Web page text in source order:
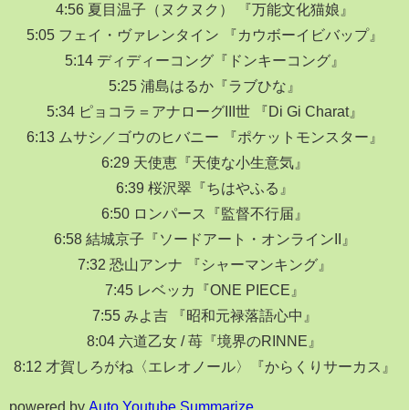
4:56 夏目温子（ヌクヌク） 『万能文化猫娘』
5:05 フェイ・ヴァレンタイン 『カウボーイビバップ』
5:14 ディディーコング『ドンキーコング』
5:25 浦島はるか『ラブひな』
5:34 ピョコラ＝アナローグIII世 『Di Gi Charat』
6:13 ムサシ／ゴウのヒバニー 『ポケットモンスター』
6:29 天使恵『天使な小生意気』
6:39 桜沢翠『ちはやふる』
6:50 ロンパース『監督不行届』
6:58 結城京子『ソードアート・オンラインII』
7:32 恐山アンナ 『シャーマンキング』
7:45 レベッカ『ONE PIECE』
7:55 みよ吉 『昭和元禄落語心中』
8:04 六道乙女 / 苺『境界のRINNE』
8:12 才賀しろがね〈エレオノール〉『からくりサーカス』
powered by Auto Youtube Summarize